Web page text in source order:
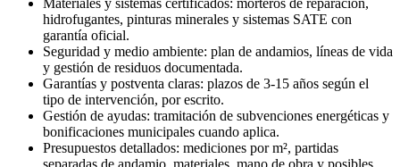
hidrofugantes, pinturas minerales y sistemas SATE con
garantía oficial.
Seguridad y medio ambiente: plan de andamios, líneas de vida
y gestión de residuos documentada.
Garantías y postventa claras: plazos de 3-15 años según el
tipo de intervención, por escrito.
Gestión de ayudas: tramitación de subvenciones energéticas y
bonificaciones municipales cuando aplica.
Presupuestos detallados: mediciones por m², partidas
separadas de andamio, materiales, mano de obra y posibles